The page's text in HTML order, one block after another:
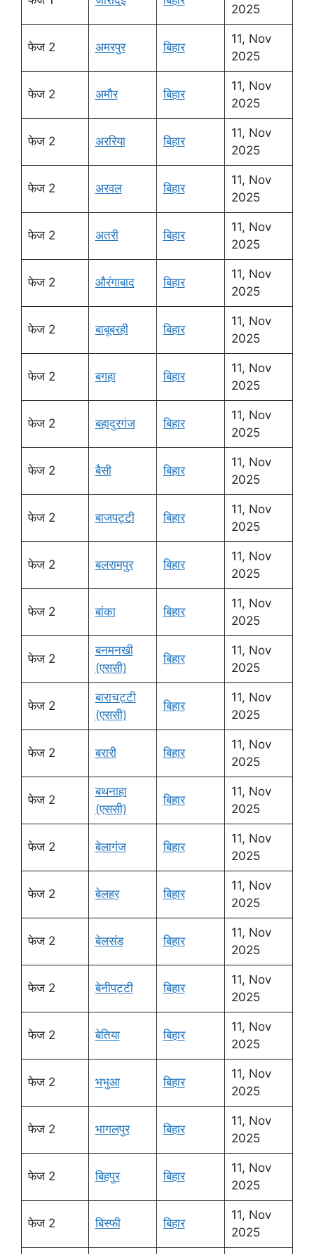
2025
फेज 2 अमरपुर बिहार
11, Nov
2025
फेज 2 अमौर बिहार
11, Nov
2025
फेज 2 अररिया बिहार
11, Nov
2025
फेज 2 अरवल बिहार
11, Nov
2025
फेज 2 अतरी बिहार
11, Nov
2025
फेज 2 औरंगाबाद बिहार
11, Nov
2025
फेज 2 बाबूबरही बिहार
11, Nov
2025
फेज 2 बगहा बिहार
11, Nov
2025
फेज 2 बहादुरगंज बिहार
11, Nov
2025
फेज 2 बैसी बिहार
11, Nov
2025
फेज 2 बाजपट्टी बिहार
11, Nov
2025
फेज 2 बलरामपुर बिहार
11, Nov
2025
फेज 2 बांका बिहार
11, Nov
2025
फेज 2
बनमनखी
(एससी)
बिहार
11, Nov
2025
फेज 2
बाराचट्टी
(एससी)
बिहार
11, Nov
2025
फेज 2 बरारी बिहार
11, Nov
2025
फेज 2
बथनाहा
(एससी)
बिहार
11, Nov
2025
फेज 2 बेलागंज बिहार
11, Nov
2025
फेज 2 बेलहर बिहार
11, Nov
2025
फेज 2 बेलसंड बिहार
11, Nov
2025
फेज 2 बेनीपट्टी बिहार
11, Nov
2025
फेज 2 बेतिया बिहार
11, Nov
2025
फेज 2 भभुआ बिहार
11, Nov
2025
फेज 2 भागलपुर बिहार
11, Nov
2025
फेज 2 बिहपुर बिहार
11, Nov
2025
फेज 2 बिस्फी बिहार
11, Nov
2025